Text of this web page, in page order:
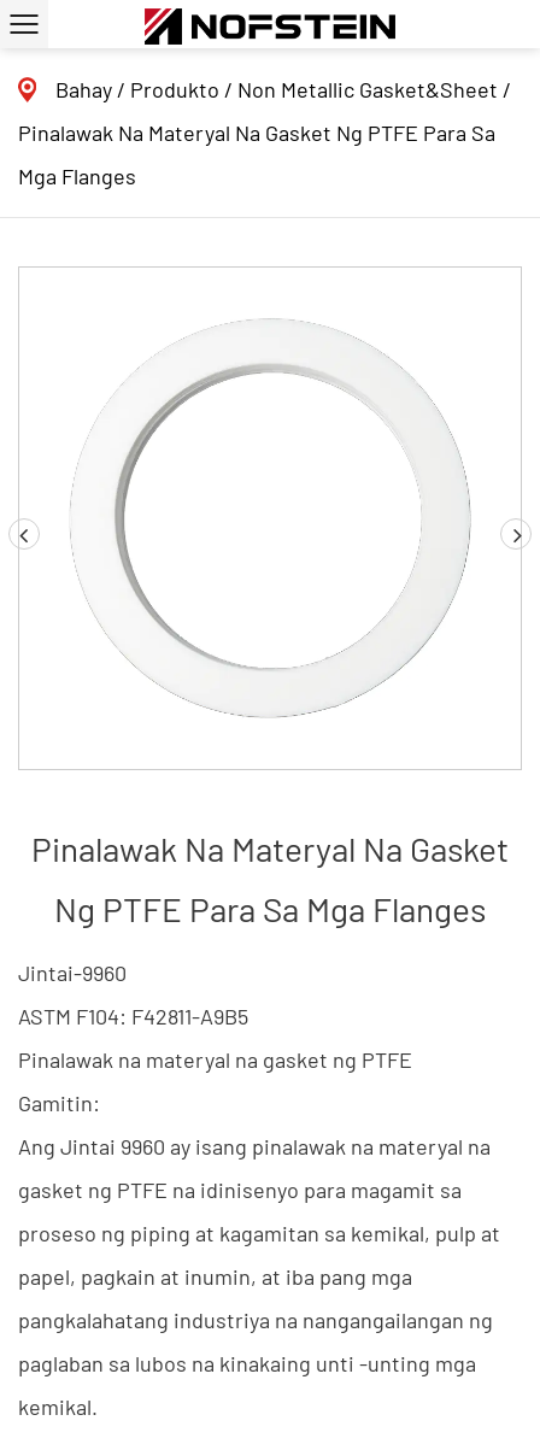
Bahay / Produkto / Non Metallic Gasket&Sheet /
Pinalawak Na Materyal Na Gasket Ng PTFE Para Sa
Mga Flanges
Pinalawak Na Materyal Na Gasket
Ng PTFE Para Sa Mga Flanges
Jintai-9960
ASTM F104: F42811-A9B5
Pinalawak na materyal na gasket ng PTFE
Gamitin:
Ang Jintai 9960 ay isang pinalawak na materyal na
gasket ng PTFE na idinisenyo para magamit sa
proseso ng piping at kagamitan sa kemikal, pulp at
papel, pagkain at inumin, at iba pang mga
pangkalahatang industriya na nangangailangan ng
paglaban sa lubos na kinakaing unti -unting mga
kemikal.